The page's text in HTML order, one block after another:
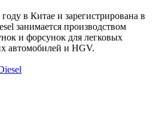
в Китае и зарегистрирована в
занимается производством
и форсунок для легковых
автомобилей и HGV.